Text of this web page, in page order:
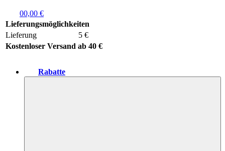
00,00 €
Lieferungsmöglichkeiten
Lieferung
5 €
Kostenloser Versand ab 40 €
Rabatte